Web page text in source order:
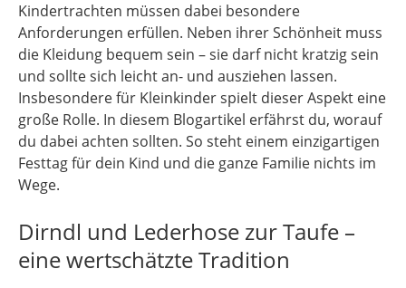
Kindertrachten müssen dabei besondere
Anforderungen erfüllen. Neben ihrer Schönheit muss
die Kleidung bequem sein – sie darf nicht kratzig sein
und sollte sich leicht an- und ausziehen lassen.
Insbesondere für Kleinkinder spielt dieser Aspekt eine
große Rolle. In diesem Blogartikel erfährst du, worauf
du dabei achten sollten. So steht einem einzigartigen
Festtag für dein Kind und die ganze Familie nichts im
Wege.
Dirndl und Lederhose zur Taufe –
eine wertschätzte Tradition